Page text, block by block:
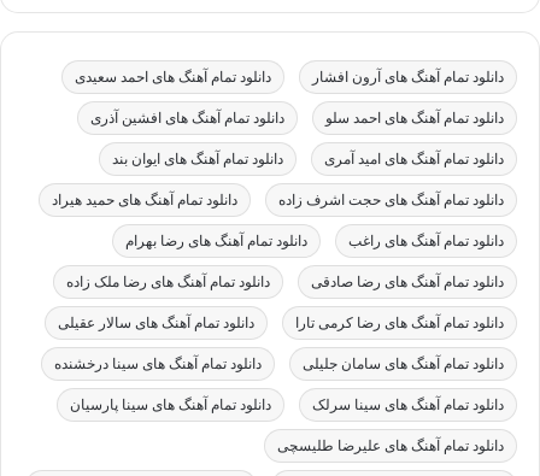
دانلود تمام آهنگ های آرون افشار دانلود تمام آهنگ های احمد سعیدی
دانلود تمام آهنگ های احمد سلو دانلود تمام آهنگ های افشین آذری
دانلود تمام آهنگ های امید آمری دانلود تمام آهنگ های ایوان بند
دانلود تمام آهنگ های حجت اشرف زاده دانلود تمام آهنگ های حمید هیراد
دانلود تمام آهنگ های راغب دانلود تمام آهنگ های رضا بهرام
دانلود تمام آهنگ های رضا صادقی دانلود تمام آهنگ های رضا ملک زاده
دانلود تمام آهنگ های رضا کرمی تارا دانلود تمام آهنگ های سالار عقیلی
دانلود تمام آهنگ های سامان جلیلی دانلود تمام آهنگ های سینا درخشنده
دانلود تمام آهنگ های سینا سرلک دانلود تمام آهنگ های سینا پارسیان
دانلود تمام آهنگ های علیرضا طلیسچی